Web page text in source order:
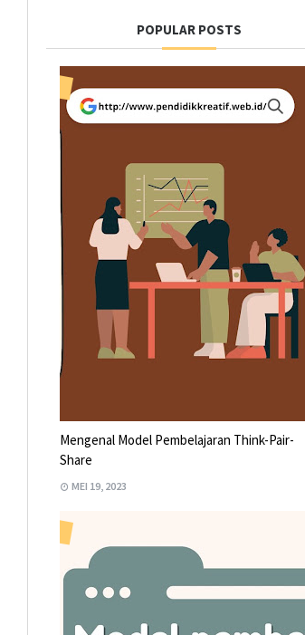
POPULAR POSTS
Mengenal Model Pembelajaran Think-Pair-
Share
MEI 19, 2023